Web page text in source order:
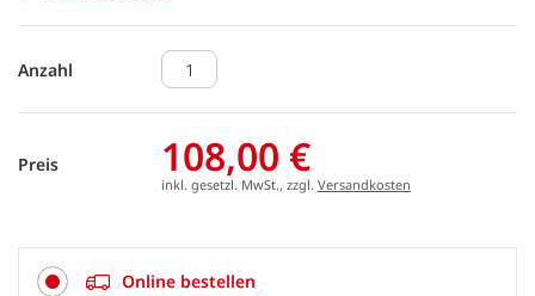
Anzahl
Preis 108,00 €
inkl. gesetzl. MwSt., zzgl. Versandkosten
Online bestellen